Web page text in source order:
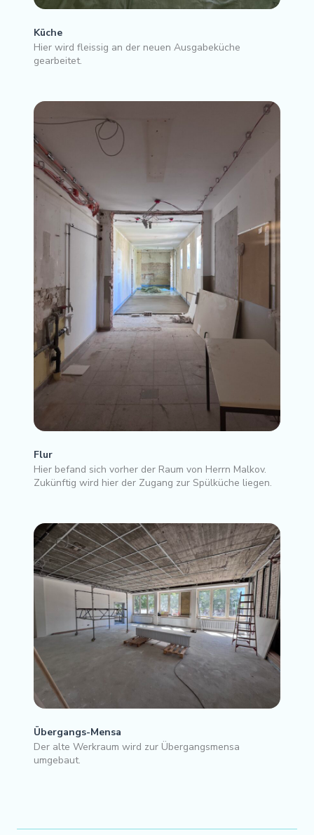
Küche
Hier wird fleissig an der neuen Ausgabeküche
gearbeitet.
Flur
Hier befand sich vorher der Raum von Herrn Malkov.
Zukünftig wird hier der Zugang zur Spülküche liegen.
Übergangs-Mensa
Der alte Werkraum wird zur Übergangsmensa
umgebaut.